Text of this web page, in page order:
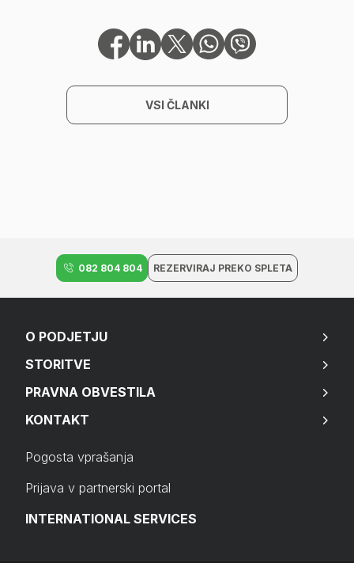
VSI ČLANKI
082 804 804 REZERVIRAJ PREKO SPLETA
O PODJETJU
STORITVE
PRAVNA OBVESTILA
KONTAKT
Pogosta vprašanja
Prijava v partnerski portal
INTERNATIONAL SERVICES